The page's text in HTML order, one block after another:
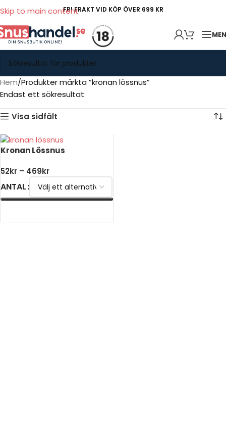
Skip to main contentFRI FRAKT VID KÖP ÖVER 699 KR
Hem Produkter märkta ”kronan lössnus”
Endast ett sökresultat
Visa sidfält
Kronan Lössnus
52kr – 469kr
ANTAL